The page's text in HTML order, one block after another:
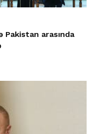
Pakistan arasında